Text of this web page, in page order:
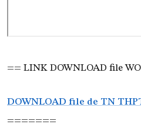
== LINK DOWNLOAD file
DOWNLOAD file de TN
=======